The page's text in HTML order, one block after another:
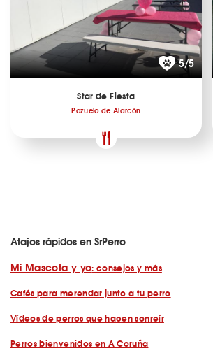
5/5
Star de Fiesta
Pozuelo de Alarcón
Atajos rápidos en SrPerro
Mi Mascota y yo: consejos y más
Cafés para merendar junto a tu perro
Vídeos de perros que hacen sonreír
Perros bienvenidos en A Coruña